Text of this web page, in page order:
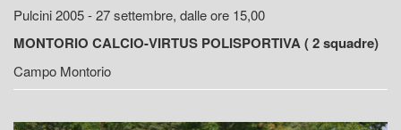
Pulcini 2005 - 27 settembre, dalle ore 15,00
MONTORIO CALCIO-VIRTUS POLISPORTIVA ( 2 squadre)
Campo Montorio